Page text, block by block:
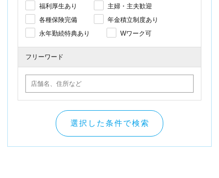
福利厚生あり
主婦・主夫歓迎
各種保険完備
年金積立制度あり
永年勤続特典あり
Wワーク可
フリーワード
選択した条件で検索